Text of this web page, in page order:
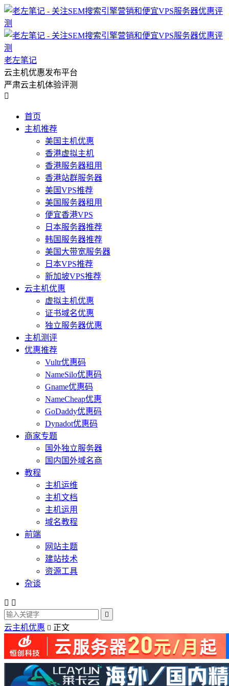
老左笔记
云主机优惠发布平台
严肃云主机体验评测

首页
主机推荐
美国主机优惠
香港虚拟主机
香港服务器租用
香港站群服务器
美国VPS推荐
美国服务器租用
便宜香港VPS
日本服务器推荐
韩国服务器推荐
美国大带宽服务器
日本VPS推荐
新加坡VPS推荐
云主机优惠
虚拟主机优惠
证书域名优惠
独立服务器优惠
主机测评
优惠推荐
Vultr优惠码
NameSilo优惠码
Gname优惠码
NameCheap优惠
GoDaddy优惠码
Dynadot优惠码
商家专题
国外独立服务器
国内国外域名商
教程
主机运维
主机文档
主机运用
域名教程
前端
网站主题
建站技术
资源工具
杂谈
 

云主机优惠  正文